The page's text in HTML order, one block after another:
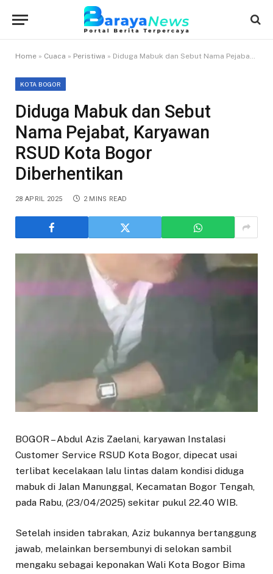
Home » Cuaca » Peristiwa » Diduga Mabuk dan Sebut Nama Pejabat, Karyawan RSUD Kota Bogor Diberhentikan
KOTA BOGOR
Diduga Mabuk dan Sebut
Nama Pejabat, Karyawan
RSUD Kota Bogor
Diberhentikan
28 APRIL 2025 2 MINS READ
BOGOR – Abdul Azis Zaelani, karyawan Instalasi
Customer Service RSUD Kota Bogor, dipecat usai
terlibat kecelakaan lalu lintas dalam kondisi diduga
mabuk di Jalan Manunggal, Kecamatan Bogor Tengah,
pada Rabu, (23/04/2025) sekitar pukul 22.40 WIB.
Setelah insiden tabrakan, Aziz bukannya bertanggung
jawab, melainkan bersembunyi di selokan sambil
mengaku sebagai keponakan Wali Kota Bogor Bima